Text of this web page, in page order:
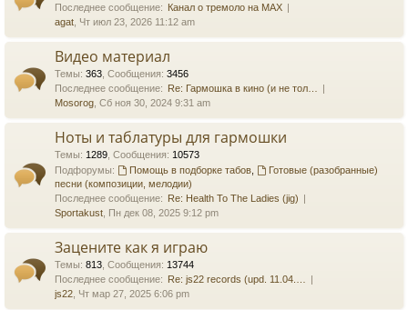
Последнее сообщение: Канал о тремоло на MAX
agat , Чт июл 23, 2026 11:12 am
Видео материал
Темы: 363 Сообщения: 3456
Последнее сообщение: Re: Гармошка в кино (и не тол…
Mosorog , Сб ноя 30, 2024 9:31 am
Ноты и таблатуры для гармошки
Темы: 1289 Сообщения: 10573
Подфорумы:
Помощь в подборке табов,
Готовые (разобранные)
песни (композиции, мелодии)
Последнее сообщение: Re: Health To The Ladies (jig)
Sportakust , Пн дек 08, 2025 9:12 pm
Зацените как я играю
Темы: 813 Сообщения: 13744
Последнее сообщение: Re: js22 records (upd. 11.04.…
js22 , Чт мар 27, 2025 6:06 pm